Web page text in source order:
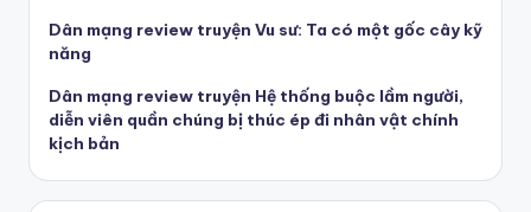
Dân mạng review truyện Vu sư: Ta có một gốc cây kỹ
năng
Dân mạng review truyện Hệ thống buộc lầm người,
diễn viên quần chúng bị thúc ép đi nhân vật chính
kịch bản